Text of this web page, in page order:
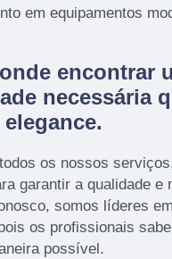
em equipamentos
encontrar
necessária
os nossos
garantir a qualidade e
somos líderes
os profissionais
possível.